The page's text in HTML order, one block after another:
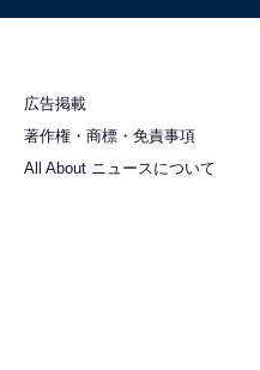
広告掲載
著作権・商標・免責事項
All About ニュースについて